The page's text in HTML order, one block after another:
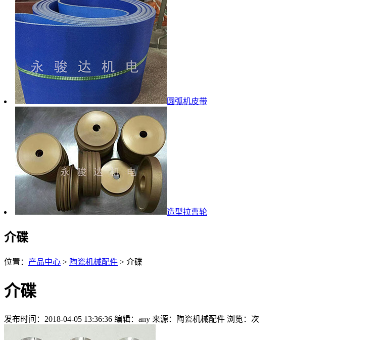
圆弧机皮带
造型拉曹轮
介碟
位置： 产品中心 > 陶瓷机械配件 > 介碟
介碟
发布时间：2018-04-05 13:36:36 编辑：any 来源：陶瓷机械配件 浏览： 次